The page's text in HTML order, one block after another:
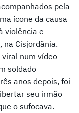
pela
ícone da causa
violência e
na Cisjordânia.
num vídeo
soldado
anos depois, foi
seu irmão
o sufocava.